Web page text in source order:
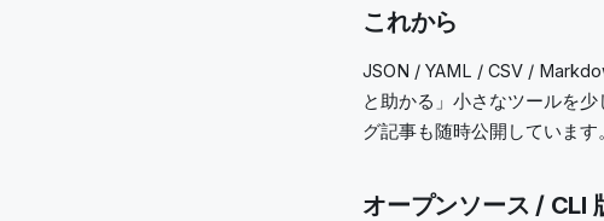
これから
JSON / YAML / CSV /
と助かる」小さなツールを
グ記事も随時公開しています
オープンソース / CLI